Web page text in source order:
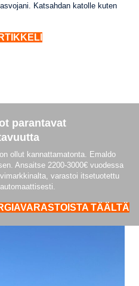
Katsahdan katolle kuten
parantavat
ollut kannattamatonta. Emaldo
Ansaitse 2200-3000€ vuodessa
varastoi itsetuotettu
TÄÄLTÄ